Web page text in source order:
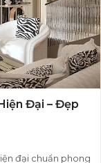
Đại – Đẹp
đại chuẩn phong